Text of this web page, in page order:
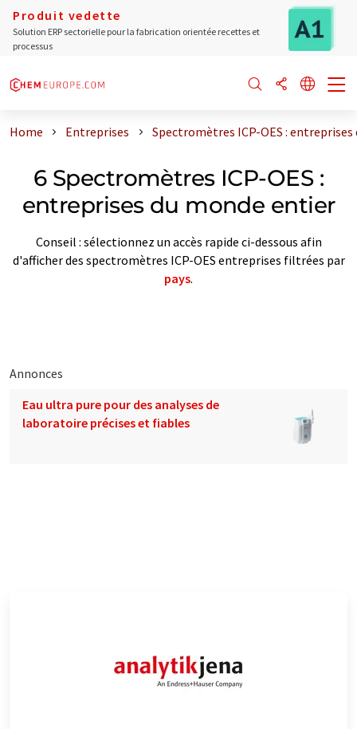
Produit vedette
Solution ERP sectorielle pour la fabrication orientée recettes et
processus
Home Entreprises Spectromètres ICP-OES :
6 Spectromètres ICP-OES :
entreprises du monde entier
Conseil : sélectionnez un accès rapide ci-dessous afin
d'afficher des spectromètres ICP-OES entreprises filtrées par
pays.
Annonces
Eau ultra pure pour des analyses de
laboratoire précises et fiables